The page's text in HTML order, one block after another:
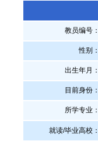
教员编号：
性别：
出生年月：
目前身份：
所学专业：
就读/毕业高校：